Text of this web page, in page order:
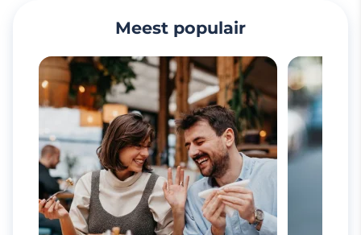
Meest populair